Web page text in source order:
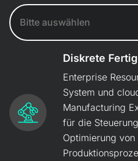
Diskrete
Enterprise
System und
Manufacturing
für die
Optimierung von